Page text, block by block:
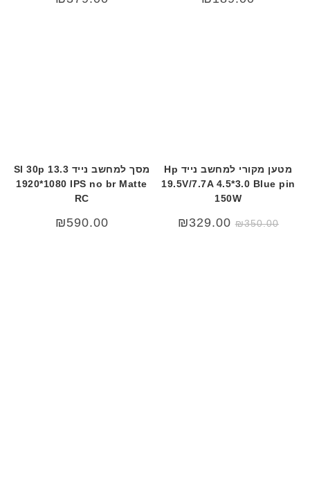
מטען מקורי למחשב נייד Hp
19.5V/7.7A 4.5*3.0 Blue pin
150W
₪350.00
המחיר
המקורי
₪329.00
מסך למחשב נייד 13.3 Sl 30p
1920*1080 IPS no br Matte
RC
₪590.00